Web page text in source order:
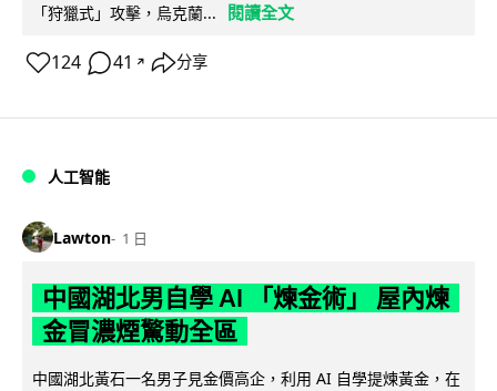
「狩獵式」攻擊，烏克蘭...
閱讀全文
124 41 ↗ 分享
人工智能
Lawton 1 日
中國湖北男自學 AI 「煉金術」 屋內煉
金冒濃煙驚動全區
中國湖北黃石一名男子見金價高企，利用 AI 自學提煉黃金，在